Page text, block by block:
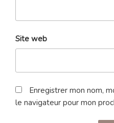
Site web
Enregistrer mon nom,
le navigateur pour mon